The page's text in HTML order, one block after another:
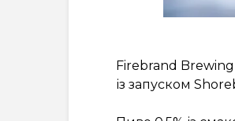
Firebrand
із запуском